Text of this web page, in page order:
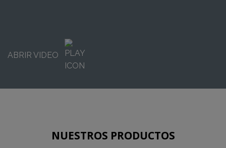
ABRIR VIDEO
NUESTROS PRODUCTOS